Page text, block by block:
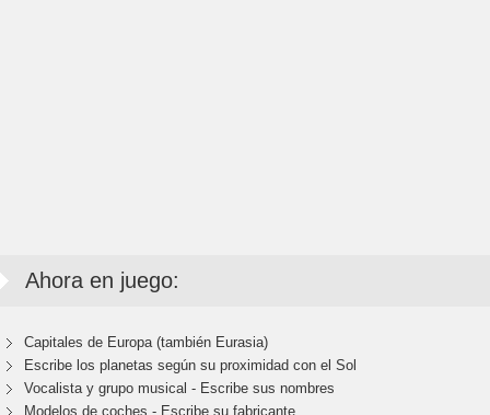
Ahora en juego:
Capitales de Europa (también Eurasia)
Escribe los planetas según su proximidad con el Sol
Vocalista y grupo musical - Escribe sus nombres
Modelos de coches - Escribe su fabricante